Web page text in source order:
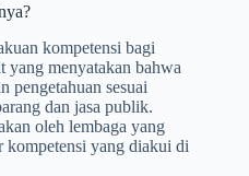
kompetensi bagi
yang menyatakan bahwa
pengetahuan sesuai
dan jasa publik.
oleh lembaga yang
kompetensi yang diakui di